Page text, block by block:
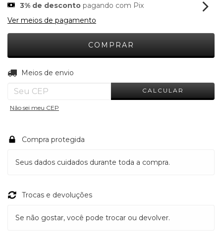
3% de desconto pagando com Pix
Ver meios de pagamento
Entregas para o CEP:
Meios de envio
CALCULAR
Não sei meu CEP
Compra protegida
Seus dados cuidados durante toda a compra.
Trocas e devoluções
Se não gostar, você pode trocar ou devolver.